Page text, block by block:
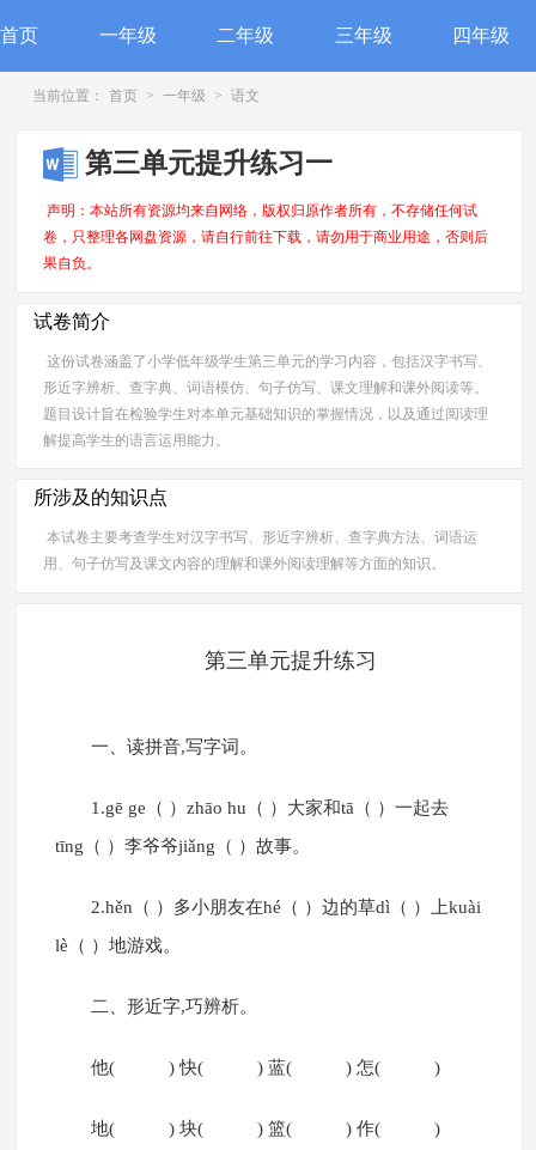
首页 一年级 二年级 三年级 四年级
当前位置： 首页 > 一年级 > 语文
第三单元提升练习一
声明：本站所有资源均来自网络，版权归原作者所有，不存储任何试
卷，只整理各网盘资源，请自行前往下载，请勿用于商业用途，否则后
果自负。
试卷简介
这份试卷涵盖了小学低年级学生第三单元的学习内容，包括汉字书写、
形近字辨析、查字典、词语模仿、句子仿写、课文理解和课外阅读等。
题目设计旨在检验学生对本单元基础知识的掌握情况，以及通过阅读理
解提高学生的语言运用能力。
所涉及的知识点
本试卷主要考查学生对汉字书写、形近字辨析、查字典方法、词语运
用、句子仿写及课文内容的理解和课外阅读理解等方面的知识。
第三单元提升练习
一、读拼音,写字词。
1.gē ge（ ）zhāo hu（ ）大家和tā（ ）一起去
tīng（ ）李爷爷jiǎng（ ）故事。
2.hěn（ ）多小朋友在hé（ ）边的草dì（ ）上kuài
lè（ ）地游戏。
二、形近字,巧辨析。
他( ) 快( ) 蓝( ) 怎( )
地( ) 块( ) 篮( ) 作( )